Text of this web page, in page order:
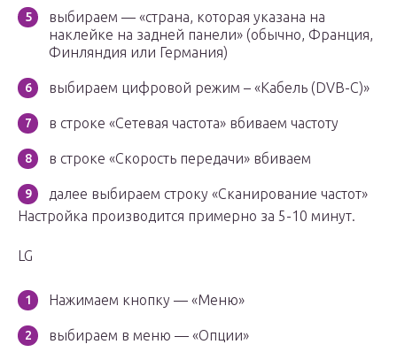
выбираем — «страна, которая указана на
наклейке на задней панели» (обычно, Франция,
Финляндия или Германия)
выбираем цифровой режим – «Кабель (DVB-C)»
в строке «Сетевая частота» вбиваем частоту
в строке «Скорость передачи» вбиваем
далее выбираем строку «Сканирование частот»
Настройка производится примерно за 5-10 минут.
LG
Нажимаем кнопку — «Меню»
выбираем в меню — «Опции»